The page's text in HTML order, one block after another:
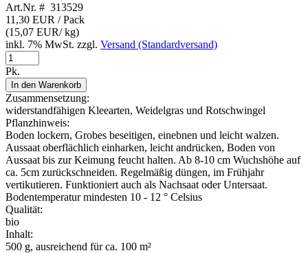
Art.Nr. # 313529
11,30 EUR / Pack
(15,07 EUR/ kg)
inkl. 7% MwSt. zzgl. Versand (Standardversand)
Pk.
In den Warenkorb
Zusammensetzung:
widerstandfähigen Kleearten, Weidelgras und Rotschwingel
Pflanzhinweis:
Boden lockern, Grobes beseitigen, einebnen und leicht walzen.
Aussaat oberflächlich einharken, leicht andrücken, Boden von
Aussaat bis zur Keimung feucht halten. Ab 8-10 cm Wuchshöhe auf
ca. 5cm zurückschneiden. Regelmäßig düngen, im Frühjahr
vertikutieren. Funktioniert auch als Nachsaat oder Untersaat.
Bodentemperatur mindesten 10 - 12 ° Celsius
Qualität:
bio
Inhalt:
500 g, ausreichend für ca. 100 m²